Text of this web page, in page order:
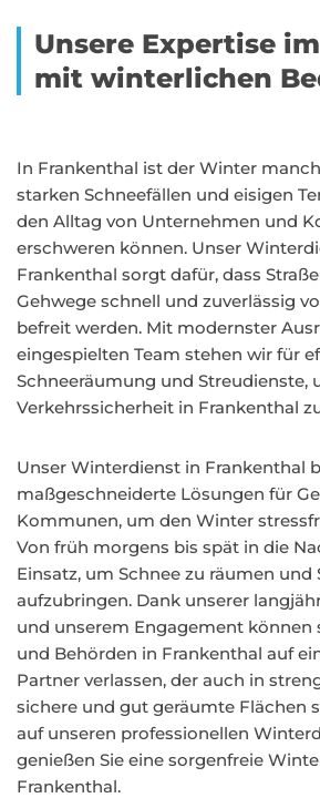
Unsere Expertise
mit winterlichen
In Frankenthal ist der Winter
starken Schneefällen und eisigen
den Alltag von Unternehmen und
erschweren können. Unser
Frankenthal sorgt dafür, dass
Gehwege schnell und zuverlässig
befreit werden. Mit modernster
eingespielten Team stehen wir für
Schneeräumung und Streudienste,
Verkehrssicherheit in Frankenthal
Unser Winterdienst in Frankenthal
maßgeschneiderte Lösungen für
Kommunen, um den Winter
Von früh morgens bis spät in die
Einsatz, um Schnee zu räumen und
aufzubringen. Dank unserer
und unserem Engagement können
und Behörden in Frankenthal auf
Partner verlassen, der auch in
sichere und gut geräumte Flächen
auf unseren professionellen
genießen Sie eine sorgenfreie
Frankenthal.